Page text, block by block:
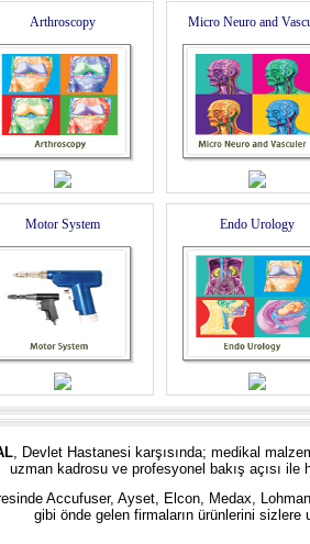
Arthroscopy Micro Neuro and
Motor System Endo Urology
, Devlet Hastanesi karşısında; medikal
uzman kadrosu ve profesyonel bakış açısı ile
Accufuser, Ayset, Elcon, Medax,
gibi önde gelen firmaların ürünlerini sizlere